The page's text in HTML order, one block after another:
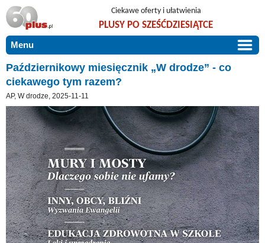
Ciekawe oferty i ułatwienia
PLUSY PO SZEŚĆDZIESIĄTCE
Menu
START
PROMOCJE
ARTYKUŁY
Szczególnie polecamy
Użyteczne porady
Szlachetne zdrowie
Mieszkaj wygodnie i bez barier
Warto wiedzieć!
Podróże i wypoczynek
DLA BLISKICH
ZGŁOŚ OFERTĘ
O NAS
KONTAKT
Październikowy miesięcznik „W drodze” - co
ciekawego tym razem?
AP, W drodze, 2025-11-11